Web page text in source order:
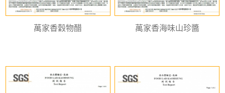
萬家香穀物醋 萬家香海味山珍醬